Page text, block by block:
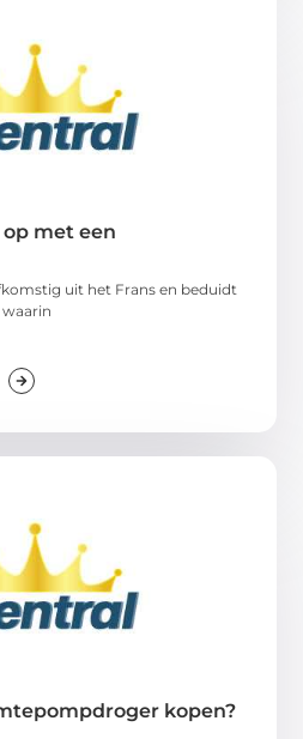
met een
uit het Frans en beduidt
kopen?